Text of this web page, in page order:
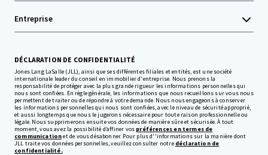
Entreprise
DÉCLARATION DE CONFIDENTIALITÉ
Jones Lang LaSalle (JLL), ainsi que ses différentes filiales et entités, est une société
internationale leader du conseil en immobilier d'entreprise. Nous prenons la
responsabilité de protéger avec la plus grande rigueur les informations personnelles qui
nous sont confiées. En règle générale, les informations que nous recueillons sur vous nous
permettent de traiter ou de répondre à votre demande. Nous nous engageons à conserver
les informations personnelles qui nous sont confiées, avec le niveau de sécurité approprié,
et aussi longtemps que nous le jugerons nécessaire pour toute raison professionnelle ou
légale. Nous supprimerons ensuite vos données de manière sûre et sécurisée. À tout
moment, vous avez la possibilité d’affiner vos préférences en termes de
communicationet de vous désabonner. Pour plus d''informations sur la manière dont
JLL traite vos données personnelles, veuillez consulter notre déclaration de
confidentialité.